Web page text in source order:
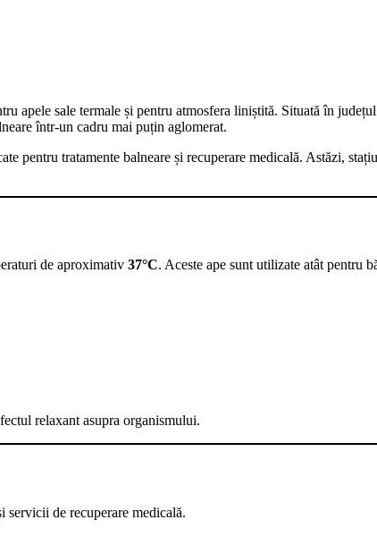
apele sale termale și pentru atmosfera liniștită. Situată în
într-un cadru mai puțin aglomerat.
tratamente balneare și recuperare medicală. Astăzi,
de aproximativ 37°C. Aceste ape sunt utilizate atât pentru
relaxant asupra organismului.
servicii de recuperare medicală.